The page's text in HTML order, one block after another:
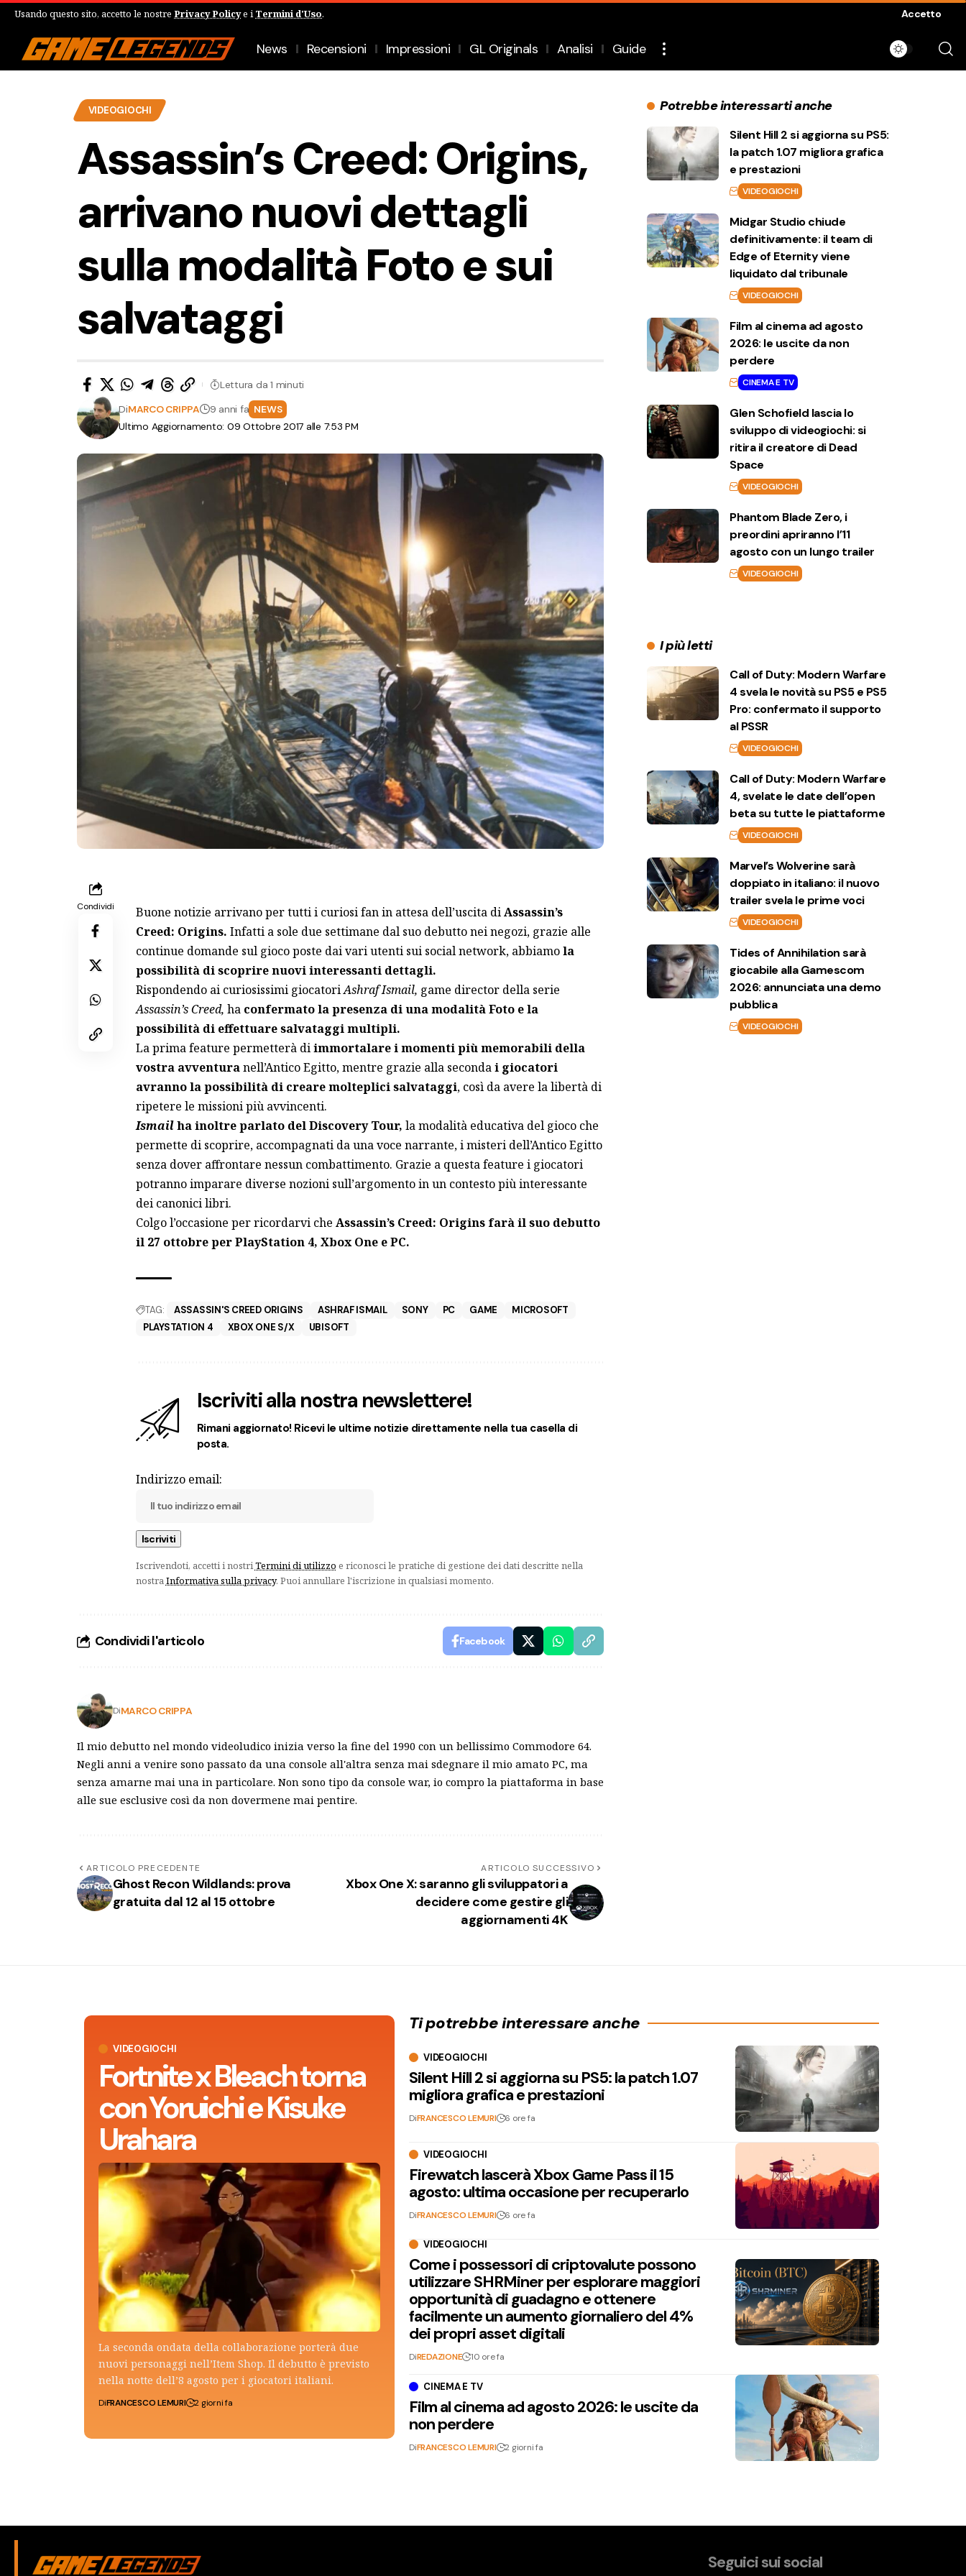
Usando questo sito, accetto le nostre Privacy Policye i Termini d'Uso. Accetto
News Recensioni Impressioni GL Originals Analisi Guide
VIDEOGIOCHI
Assassin’s Creed: Origins,
arrivano nuovi dettagli
sulla modalità Foto e sui
salvataggi
Ultimo Aggiornamento: 09 Ottobre 2017 alle 7:53 PM
DiMARCO CRIPPA 9 anni fa NEWS
Lettura da 1 minuti
Condividi Buone notizie arrivano per tutti i curiosi fan in attesa dell’uscita diAssassin’s
Creed: Origins. Infatti a sole due settimane dal suo debutto nei negozi, grazie alle
continue domande sul gioco poste dai vari utenti sui social network, abbiamola
possibilità di scoprire nuovi interessanti dettagli.
Rispondendo ai curiosissimi giocatoriAshraf Ismail, game director della serie
Assassin’s Creed, ha confermato la presenza di una modalità Foto e la
possibilità di effettuare salvataggi multipli.
La prima feature permetterà diimmortalare i momenti più memorabili della
vostra avventuranell’Antico Egitto, mentre grazie alla secondai giocatori
avranno la possibilità di creare molteplici salvataggi, così da avere la libertà di
ripetere le missioni più avvincenti.
Ismailha inoltre parlato del Discovery Tour, la modalità educativa del gioco che
permette di scoprire, accompagnati da una voce narrante, i misteri dell’Antico Egitto
senza dover affrontare nessun combattimento. Grazie a questa feature i giocatori
potranno imparare diverse nozioni sull’argomento in un contesto più interessante
dei canonici libri.
Colgo l’occasione per ricordarvi che Assassin’s Creed: Origins farà il suo debutto
il 27 ottobre per PlayStation 4, Xbox One e PC.
TAG: ASSASSIN'S CREED ORIGINS ASHRAF ISMAIL SONY PC GAME
MICROSOFT
PLAYSTATION 4
XBOX ONE S/X UBISOFT
Iscriviti alla nostra newslettere!
Rimani aggiornato! Ricevi le ultime notizie direttamente nella tua casella di
posta.
Indirizzo email:
Iscrivendoti, accetti i nostriTermini di utilizzo e riconosci le pratiche di gestione dei dati descritte nella
nostraInformativa sulla privacy. Puoi annullare l'iscrizione in qualsiasi momento.
Condividi l'articolo Facebook
DiMARCO CRIPPA
Il mio debutto nel mondo videoludico inizia verso la fine del 1990 con un bellissimo Commodore 64.
Negli anni a venire sono passato da una console all'altra senza mai sdegnare il mio amato PC, ma
senza amarne mai una in particolare. Non sono tipo da console war, io compro la piattaforma in base
alle sue esclusive così da non dovermene mai pentire.
ARTICOLO PRECEDENTE
Ghost Recon Wildlands: prova
gratuita dal 12 al 15 ottobre
ARTICOLO SUCCESSIVO
Xbox One X: saranno gli sviluppatori a
decidere come gestire gli
aggiornamenti 4K
Potrebbe interessarti anche
Silent Hill 2 si aggiorna su PS5:
la patch 1.07 migliora grafica
e prestazioni
VIDEOGIOCHI
Midgar Studio chiude
definitivamente: il team di
Edge of Eternity viene
liquidato dal tribunale
VIDEOGIOCHI
Film al cinema ad agosto
2026: le uscite da non
perdere
CINEMA E TV
Glen Schofield lascia lo
sviluppo di videogiochi: si
ritira il creatore di Dead
Space
VIDEOGIOCHI
Phantom Blade Zero, i
preordini apriranno l’11
agosto con un lungo trailer
VIDEOGIOCHI
I più letti
Call of Duty: Modern Warfare
4 svela le novità su PS5 e PS5
Pro: confermato il supporto
al PSSR
VIDEOGIOCHI
Call of Duty: Modern Warfare
4, svelate le date dell’open
beta su tutte le piattaforme
VIDEOGIOCHI
Marvel’s Wolverine sarà
doppiato in italiano: il nuovo
trailer svela le prime voci
VIDEOGIOCHI
Tides of Annihilation sarà
giocabile alla Gamescom
2026: annunciata una demo
pubblica
VIDEOGIOCHI
VIDEOGIOCHI
Fortnite x Bleach torna
con Yoruichi e Kisuke
Urahara
La seconda ondata della collaborazione porterà due
nuovi personaggi nell’Item Shop. Il debutto è previsto
nella notte dell’8 agosto per i giocatori italiani.
DiFRANCESCO LEMURI 2 giorni fa
Ti potrebbe interessare anche
VIDEOGIOCHI
Silent Hill 2 si aggiorna su PS5: la patch 1.07
migliora grafica e prestazioni
DiFRANCESCO LEMURI 6 ore fa
VIDEOGIOCHI
Firewatch lascerà Xbox Game Pass il 15
agosto: ultima occasione per recuperarlo
DiFRANCESCO LEMURI 6 ore fa
VIDEOGIOCHI
Come i possessori di criptovalute possono
utilizzare SHRMiner per esplorare maggiori
opportunità di guadagno e ottenere
facilmente un aumento giornaliero del 4%
dei propri asset digitali
DiREDAZIONE 10 ore fa
CINEMA E TV
Film al cinema ad agosto 2026: le uscite da
non perdere
DiFRANCESCO LEMURI 2 giorni fa
Seguici sui social